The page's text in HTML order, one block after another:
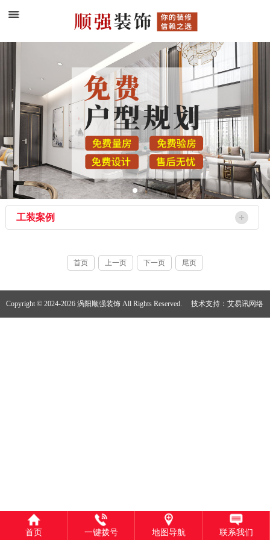
工装案例
首页 上一页 下一页 尾页
Copyright © 2024-2026 涡阳顺强装饰 All Rights Reserved. 技术支持：艾易讯网络
首页 一键拨号 地图导航 联系我们